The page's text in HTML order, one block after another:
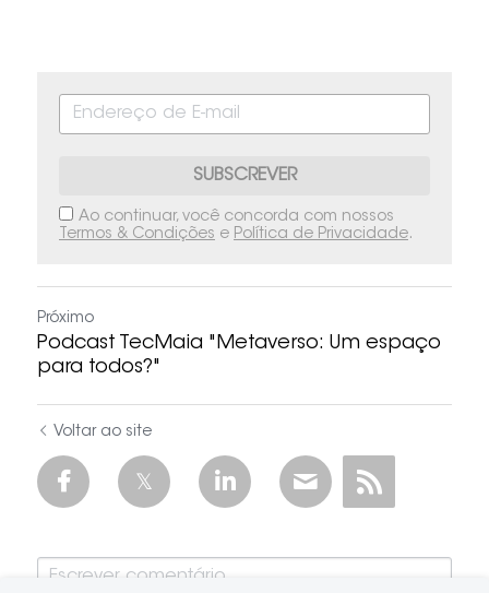
SUBSCREVER
Ao continuar, você concorda com nossos
Termos & Condições e Política de Privacidade.
Próximo
Podcast TecMaia "Metaverso: Um espaço
para todos?"
Voltar ao site